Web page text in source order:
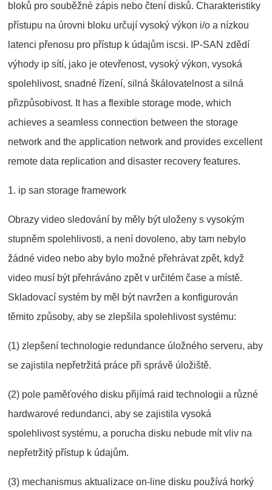
bloků pro souběžné zápis nebo čtení disků. Charakteristiky
přístupu na úrovni bloku určují vysoký výkon i/o a nízkou
latenci přenosu pro přístup k údajům iscsi. IP-SAN zdědí
výhody ip sítí, jako je otevřenost, vysoký výkon, vysoká
spolehlivost, snadné řízení, silná škálovatelnost a silná
přizpůsobivost. It has a flexible storage mode, which
achieves a seamless connection between the storage
network and the application network and provides excellent
remote data replication and disaster recovery features.
1. ip san storage framework
Obrazy video sledování by měly být uloženy s vysokým
stupněm spolehlivosti, a není dovoleno, aby tam nebylo
žádné video nebo aby bylo možné přehrávat zpět, když
video musí být přehráváno zpět v určitém čase a místě.
Skladovací systém by měl být navržen a konfigurován
těmito způsoby, aby se zlepšila spolehlivost systému:
(1) zlepšení technologie redundance úložného serveru, aby
se zajistila nepřetržitá práce při správě úložiště.
(2) pole paměťového disku přijímá raid technologii a různé
hardwarové redundanci, aby se zajistila vysoká
spolehlivost systému, a porucha disku nebude mít vliv na
nepřetržitý přístup k údajům.
(3) mechanismus aktualizace on-line disku používá horký